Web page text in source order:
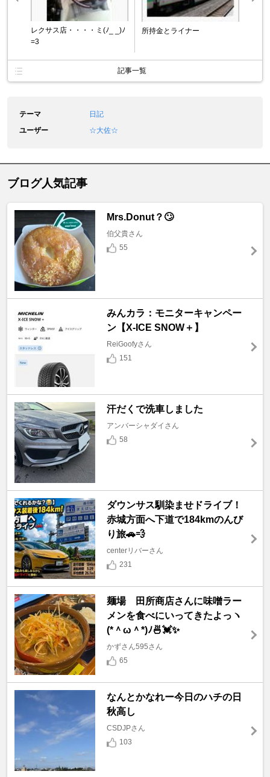
レクサス店・・・・ミ(ﾉ_ _)ﾉ
=3
所持金とライナー
記事一覧
テーマ
日記
ユーザー
☆大佐☆
ブログ人気記事
Mrs.Donut？🙄
伯父貴さん
55
みんカラ：モニターキャンペー
ン【X-ICE SNOW＋】
ReiGoofyさん
151
汗だくで洗車しました
アンバーシャダイさん
58
ダウンサス馴染ませドライブ！
赤城方面へ下道で184kmのんび
り旅🚗💨
centerリバーさん
231
麺場 田所商店さんに味噌ラー
メンを食べにいってきたよっヽ
(*＾ω＾*)ﾉ🍜💓✨
かずさん595さん
65
なんとかなれー今日のハチの日
秋高し
CSDJPさん
103